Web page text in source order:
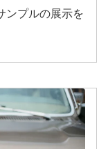
ンプルの展示を